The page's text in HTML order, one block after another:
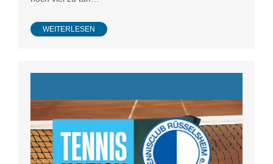
WEITERLESEN